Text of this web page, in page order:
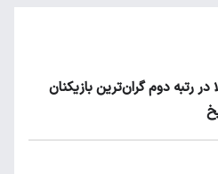
رتبه دوم گران‌ترین بازیکنان